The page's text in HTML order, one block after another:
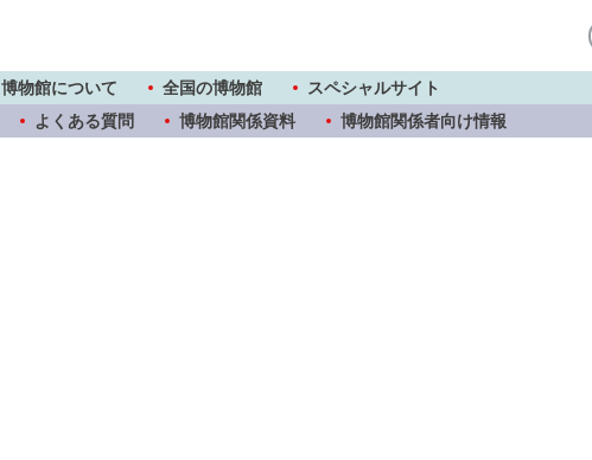
博物館について 全国の博物館
スペシャルサイト
よくある質問 博物館関係資料 博物館関係者向け情報